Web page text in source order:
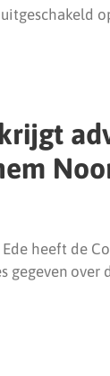
heeft de
gegeven